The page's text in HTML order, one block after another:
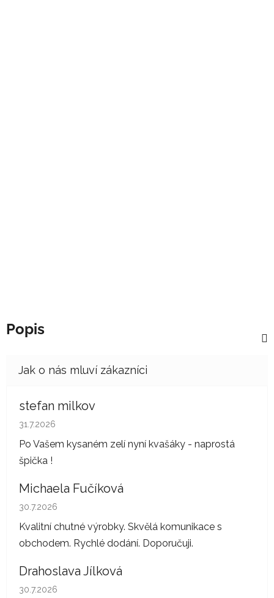
Popis
stefan milkov
Hodnocení obchodu je 5 z 5 hvězdiček.
31.7.2026
Po Vašem kysaném zelí nyní kvašáky - naprostá
špička !
Michaela Fučíková
Hodnocení obchodu je 5 z 5 hvězdiček.
30.7.2026
Kvalitní chutné výrobky. Skvělá komunikace s
obchodem. Rychlé dodání. Doporučuji.
Drahoslava Jílková
Hodnocení obchodu je 5 z 5 hvězdiček.
30.7.2026